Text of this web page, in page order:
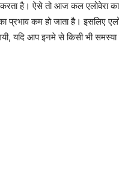
है। ऐसे तो आज कल एलोवेरा का
कम हो जाता है। इसलिए
यदि आप इनमे से किसी भी